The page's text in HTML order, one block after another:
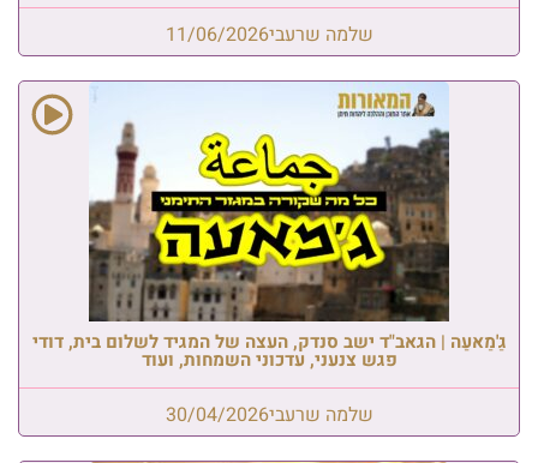
שלמה שרעבי11/06/2026
גַ'מַאעַה | הגאב"ד ישב סנדק, העצה של המגיד לשלום בית, דודי
פגש צנעני, עדכוני השמחות, ועוד
שלמה שרעבי30/04/2026